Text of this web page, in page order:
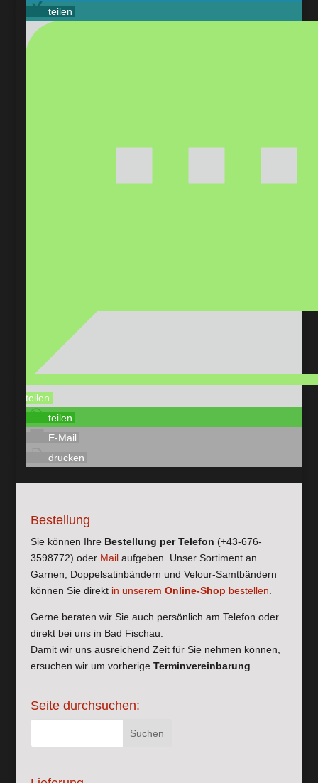
teilen
teilen
teilen
E-Mail
drucken
Bestellung
Sie können Ihre Bestellung per Telefon (+43-676-
3598772) oder Mailaufgeben. Unser Sortiment an
Garnen, Doppelsatinbändern und Velour-Samtbändern
können Sie direkt in unserem Online-Shop bestellen.
Gerne beraten wir Sie auch persönlich am Telefon oder
direkt bei uns in Bad Fischau.
Damit wir uns ausreichend Zeit für Sie nehmen können,
ersuchen wir um vorherige Terminvereinbarung.
Seite durchsuchen: